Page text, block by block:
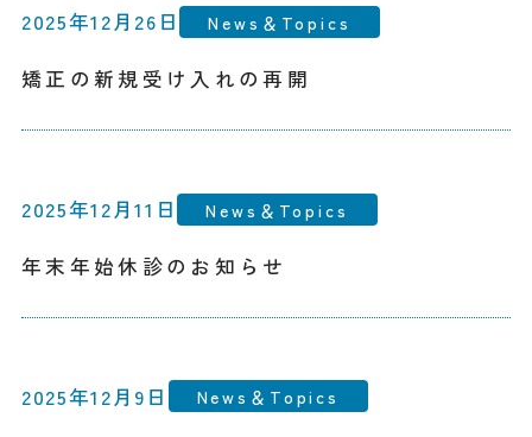
2025年12月26日 News＆Topics
矯正の新規受け入れの再開
2025年12月11日 News＆Topics
年末年始休診のお知らせ
2025年12月9日 News＆Topics